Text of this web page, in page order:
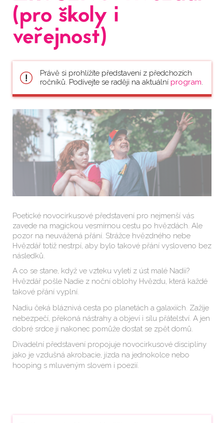
(pro školy i
veřejnost)
Právě si prohlížíte představení z předchozích
ročníků. Podívejte se raději na aktuální program.
Poetické novocirkusové představení pro nejmenší vás
zavede na magickou vesmírnou cestu po hvězdách. Ale
pozor na neuvážená přání. Strážce hvězdného nebe
Hvězdář totiž nestrpí, aby bylo takové přání vysloveno bez
následků.
A co se stane, když ve vzteku vyletí z úst malé Nadii?
Hvězdář pošle Nadie z noční oblohy Hvězdu, která každé
takové přání vyplní.
Nadiu čeká bláznivá cesta po planetách a galaxiích. Zažije
nebezpečí, překoná nástrahy a objeví i sílu přátelství. A jen
dobré srdce jí nakonec pomůže dostat se zpět domů.
Divadelní představení propojuje novocirkusové disciplíny
jako je vzdušná akrobacie, jízda na jednokolce nebo
hooping s mluveným slovem i poezií.